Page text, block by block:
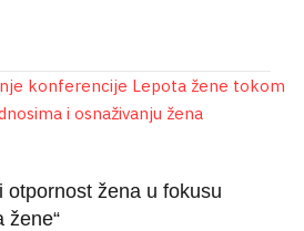
otpornost žena u fokusu
žene“